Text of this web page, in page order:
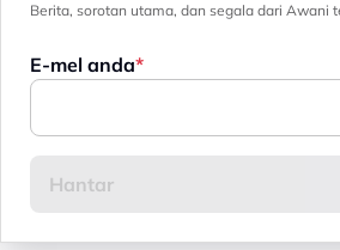
Berita, sorotan utama, dan segala dari Awani
E-mel anda